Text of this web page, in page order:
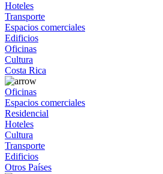
Hoteles
Transporte
Espacios comerciales
Edificios
Oficinas
Cultura
Costa Rica
Oficinas
Espacios comerciales
Residencial
Hoteles
Cultura
Transporte
Edificios
Otros Países